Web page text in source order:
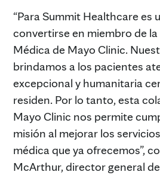
“Para Summit Healthcare es
convertirse en miembro de
Médica de Mayo Clinic.
brindamos a los pacientes
excepcional y humanitaria
residen. Por lo tanto, esta
Mayo Clinic nos permite
misión al mejorar los
médica que ya ofrecemos”,
McArthur, director general